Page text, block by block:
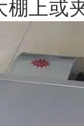
棚上或